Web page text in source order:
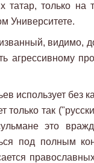
только на
Университете.
видимо,
агрессивному
использует без
только так
это
под полным